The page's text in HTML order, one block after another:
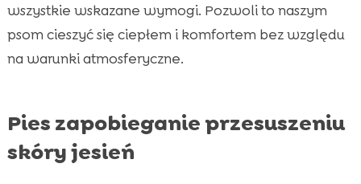
wszystkie wskazane wymogi. Pozwoli to naszym
psom cieszyć się ciepłem i komfortem bez względu
na warunki atmosferyczne.
Pies zapobieganie przesuszeniu
skóry jesień